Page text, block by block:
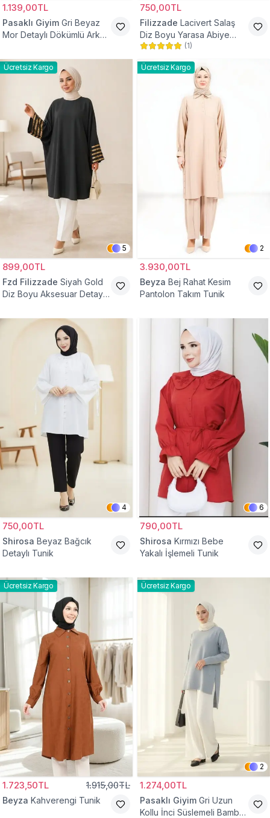
1.139,00TL
Pasaklı Giyim Gri Beyaz
Mor Detaylı Dökümlü Arkası
750,00TL
Filizzade Lacivert Salaş
Diz Boyu Yarasa Abiye
Tunik
(1)
Ücretsiz Kargo
5
899,00TL
Fzd Filizzade Siyah Gold
Diz Boyu Aksesuar Detaylı
Ücretsiz Kargo
2
3.930,00TL
Beyza Bej Rahat Kesim
Pantolon Takım Tunik
4
750,00TL
Shirosa Beyaz Bağcık
Detaylı Tunik
6
790,00TL
Shirosa Kırmızı Bebe
Yakalı İşlemeli Tunik
Ücretsiz Kargo
1.723,50TL 1.915,00TL
Beyza Kahverengi Tunik
Ücretsiz Kargo
2
1.274,00TL
Pasaklı Giyim Gri Uzun
Kollu İnci Süslemeli Bambu